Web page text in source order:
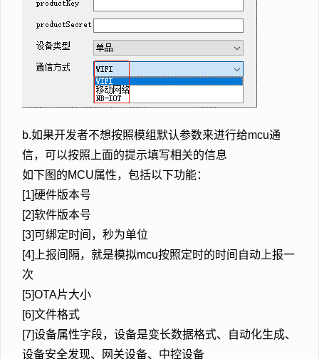
b.如果开发者不想按照模组默认参数来进行给mcu通
信，可以按照上面的提示填写相关的信息
如下图的MCU属性，包括以下功能：
[1]硬件版本号
[2]软件版本号
[3]可绑定时间，秒为单位
[4]上报间隔，就是模拟mcu按照定时的时间自动上报一
次
[5]OTA片大小
[6]文件格式
[7]设备属性字段，设备是变长数据格式、自动化生成、
设备安全发现、网关设备、中控设备